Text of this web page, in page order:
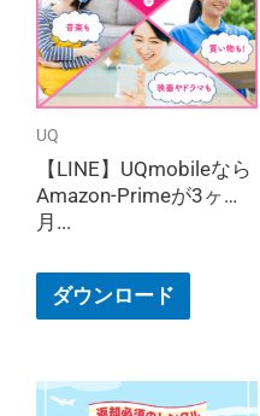
UQ
【LINE】UQmobileなら
Amazon-Primeが3ヶ
月...
ダウンロード